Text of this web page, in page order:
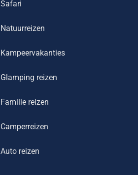
Safari
Natuurreizen
Kampeervakanties
Glamping reizen
Familie reizen
Camperreizen
Auto reizen